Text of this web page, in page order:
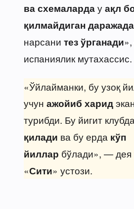
ва схемалардауақл
қилмайдиган даражада
нарсани тез ўрганади
испаниялик мутахассис.
«Ўйлайманки, бу узоқ
учун ажойиб харид
турибди. Бу йигит клубда
қилади ва бу ерда кўп
йиллар бўлади», — дея
«Сити» устози.